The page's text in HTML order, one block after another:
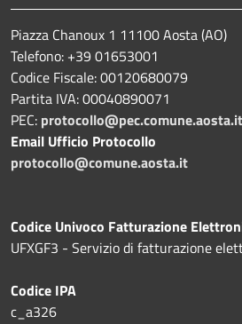
Piazza Chanoux 1 11100 Aosta (AO)
Telefono: +39 01653001
Codice Fiscale: 00120680079
Partita IVA: 00040890071
PEC: protocollo@pec.comune.aosta.it
Email Ufficio Protocollo
protocollo@comune.aosta.it
Codice Univoco Fatturazione
UFXGF3 - Servizio di fatturazione
Codice IPA
c_a326